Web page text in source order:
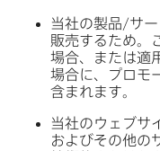
当社の​製品/サ
販売する​ため。​
場合、​または​適
場合に、​プロモ
含まれます。
当社の​ウェブサ
および​その​他の​